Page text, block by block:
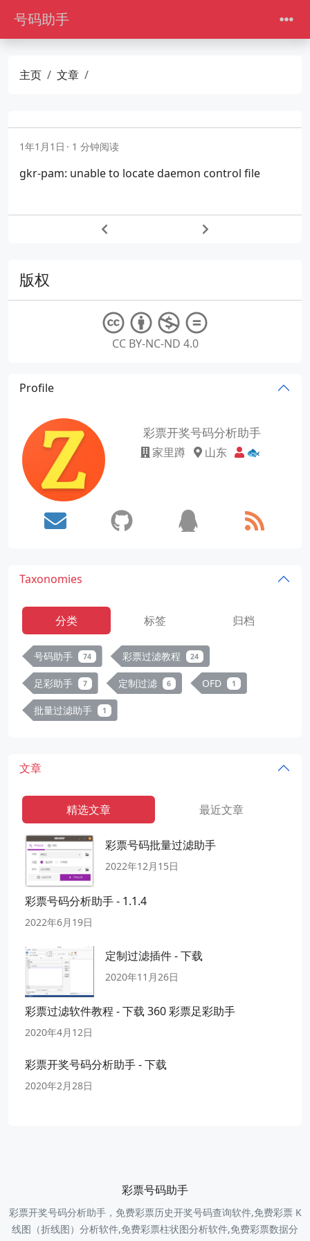
号码助手
主页 文章
1年1月1日 1 分钟阅读
gkr-pam: unable to locate daemon control file
版权
CC BY-NC-ND 4.0
Profile
彩票开奖号码分析助手
家里蹲 山东 🐟
Taxonomies
分类 标签 归档
号码助手 74 彩票过滤教程 24
足彩助手 7 定制过滤 6 OFD 1
批量过滤助手 1
文章
精选文章 最近文章
彩票号码批量过滤助手
2022年12月15日
彩票号码分析助手 - 1.1.4
2022年6月19日
定制过滤插件 - 下载
2020年11月26日
彩票过滤软件教程 - 下载 360 彩票足彩助手
2020年4月12日
彩票开奖号码分析助手 - 下载
2020年2月28日
彩票号码助手
彩票开奖号码分析助手，免费彩票历史开奖号码查询软件,免费彩票 K
线图（折线图）分析软件,免费彩票柱状图分析软件,免费彩票数据分